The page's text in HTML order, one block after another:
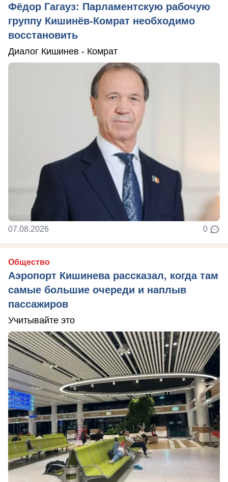
Фёдор Гагауз: Парламентскую рабочую
группу Кишинёв-Комрат необходимо
восстановить
Диалог Кишинев - Комрат
07.08.2026 0
Общество
Аэропорт Кишинева рассказал, когда там
самые большие очереди и наплыв
пассажиров
Учитывайте это